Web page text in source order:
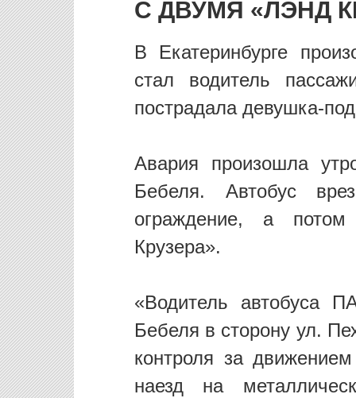
С ДВУМЯ «ЛЭНД
В Екатеринбурге
стал водитель
пострадала девушка-
Авария произошла
Бебеля. Автобус
ограждение, а
Крузера».
«Водитель автобуса
Бебеля в сторону ул.
контроля за движением
наезд на